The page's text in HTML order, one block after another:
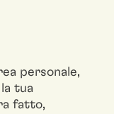
personale,
tua
fatto,